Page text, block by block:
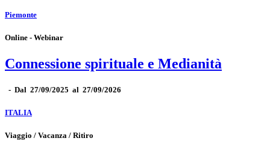
Piemonte
Online - Webinar
Connessione spirituale e Medianità
- Dal 27/09/2025 al 27/09/2026
ITALIA
Viaggio / Vacanza / Ritiro